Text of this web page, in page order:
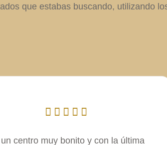
que estabas buscando, utilizando
centro muy bonito y con la última